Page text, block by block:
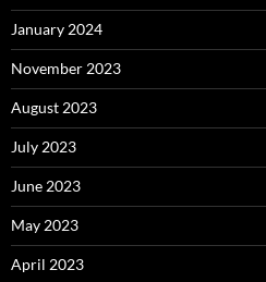
January 2024
November 2023
August 2023
July 2023
June 2023
May 2023
April 2023